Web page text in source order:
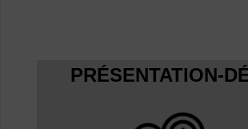
PRÉSENTATION-